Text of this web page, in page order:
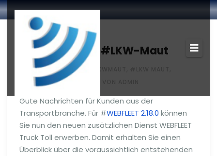
NEWS
Überblick über #LKW-Maut
NOV. 26, 2013
#TOMTOM WEBFLEET
Gute Nachrichten für Kunden aus der
Transportbranche. Für #WEBFLEET 2.18.0 können
Sie nun den neuen zusätzlichen Dienst WEBFLEET
Truck Toll erwerben. Damit erhalten Sie einen
Überblick über die voraussichtlich entstehenden